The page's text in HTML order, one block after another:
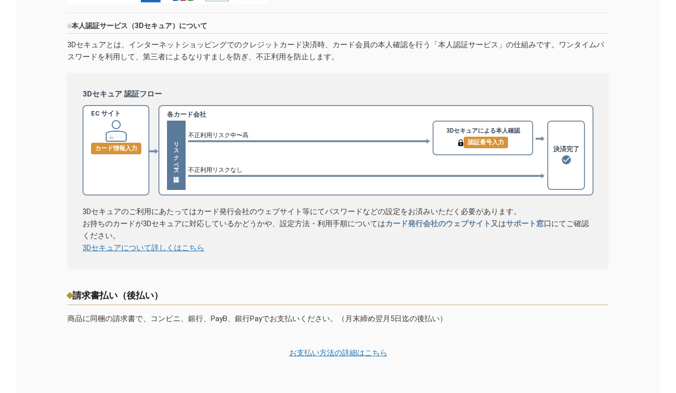
本人認証サービス（3Dセキュア）について
3Dセキュアとは、インターネットショッピングでのクレジットカード決済時、カード会員の本人確認を行う「本人認証サービス」の仕組みです。ワンタイムパ
スワードを利用して、第三者によるなりすましを防ぎ、不正利用を防止します。
3Dセキュア 認証フロー
EC サイト
カード情報入力
各カード会社
リスクベース認証
不正利用リスク中〜高
3Dセキュアによる本人確認
認証番号入力
不正利用リスクなし
決済完了
3Dセキュアのご利用にあたってはカード発行会社のウェブサイト等にてパスワードなどの設定をお済みいただく必要があります。
お持ちのカードが3Dセキュアに対応しているかどうかや、設定方法・利用手順についてはカード発行会社のウェブサイト 又はサポート窓口にてご確認
ください。
3Dセキュアについて詳しくはこちら
請求書払い（後払い）
商品に同梱の請求書で、コンビニ、銀行、PayB、銀行Payでお支払いください。（月末締め翌月5日迄の後払い）
お支払い方法の詳細はこちら